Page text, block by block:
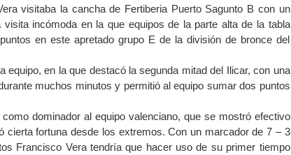
visitaba la cancha de Fertiberia Puerto Sagunto B con un
incómoda en la que equipos de la parte alta de la tabla
en este apretado grupo E de la división de bronce del
equipo, en la que destacó la segunda mitad del Ilicar, con una
muchos minutos y permitió al equipo sumar dos puntos
dominador al equipo valenciano, que se mostró efectivo
cierta fortuna desde los extremos. Con un marcador de 7 – 3
Francisco Vera tendría que hacer uso de su primer tiempo